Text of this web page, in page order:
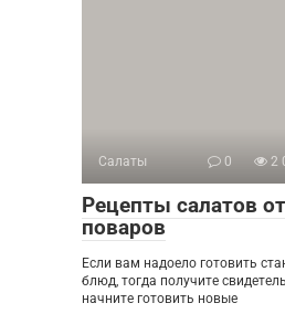
Салаты 0 2
Рецепты салатов
поваров
Если вам надоело готовить
блюд, тогда получите
начните готовить новые